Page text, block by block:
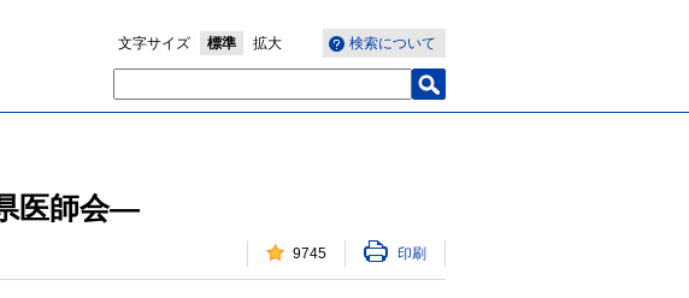
検索について
文字サイズ 標準 拡大
医師会―
9745 印刷